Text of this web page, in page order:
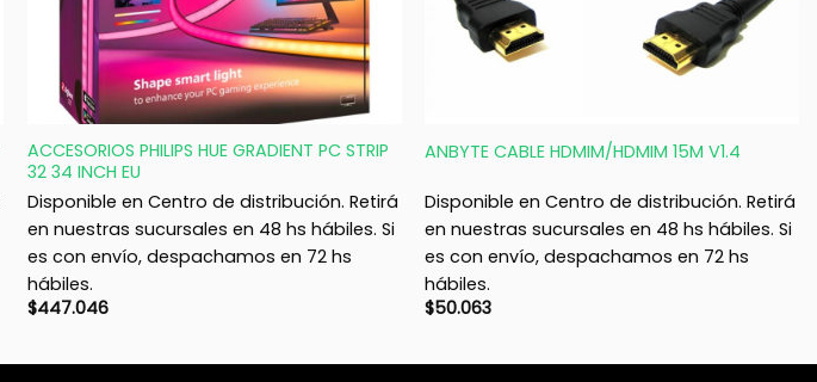
+
ACCESORIOS PHILIPS HUE GRADIENT PC STRIP
32 34 INCH EU
Disponible en Centro de distribución. Retirá
en nuestras sucursales en 48 hs hábiles. Si
es con envío, despachamos en 72 hs
hábiles.
$447.046
ANBYTE CABLE HDMIM/HDMIM 15M V1.4
Disponible en Centro de distribución. Retirá
en nuestras sucursales en 48 hs hábiles. Si
es con envío, despachamos en 72 hs
hábiles.
$50.063